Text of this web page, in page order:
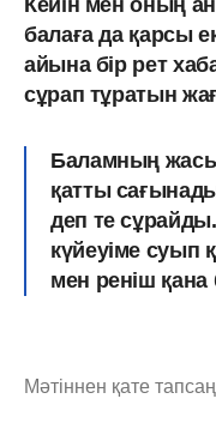
Кейін мен оның
балаға да қарсы
айына бір рет
сұрап тұратын
Баламның
қатты
деп те
күйеуіме суып
мен реніш қана
Мәтіннен қате